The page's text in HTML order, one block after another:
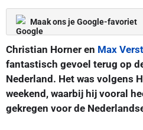
Maak ons je Google-favoriet
Christian Horner en Max
fantastisch gevoel terug op
Nederland. Het was volgens
weekend, waarbij hij vooral
gekregen voor de